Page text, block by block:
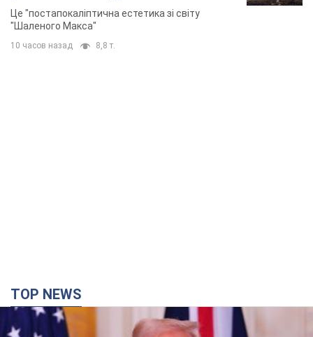
Це "постапокаліптична естетика зі світу
"Шаленого Макса"
10 часов назад 8,8 т.
TOP NEWS